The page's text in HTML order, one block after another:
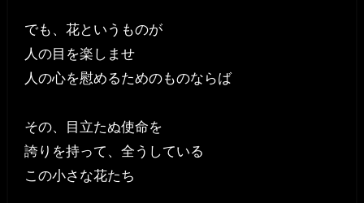
でも、花というものが
人の目を楽しませ
人の心を慰めるためのものならば
その、目立たぬ使命を
誇りを持って、全うしている
この小さな花たち